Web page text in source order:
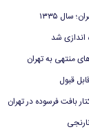
۱۳۳۵
اندازی شد
منتهی به تهران
قبول